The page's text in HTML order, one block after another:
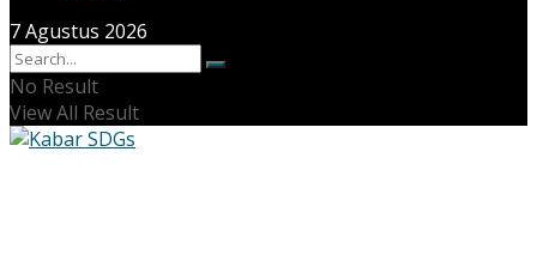
7 Agustus 2026
No Result
View All Result